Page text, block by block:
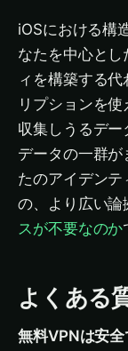
iOSにおける構
なたを中心と
ィを構築する
リプションを
収集しうるデ
データの一群
たのアイデン
の、より広い論
スが不要なのか
よくある
無料VPNは安